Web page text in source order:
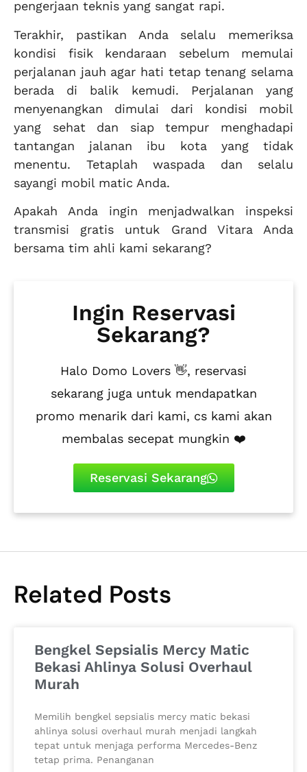
pengerjaan teknis yang sangat rapi.
Terakhir, pastikan Anda selalu memeriksa
kondisi fisik kendaraan sebelum memulai
perjalanan jauh agar hati tetap tenang selama
berada di balik kemudi. Perjalanan yang
menyenangkan dimulai dari kondisi mobil
yang sehat dan siap tempur menghadapi
tantangan jalanan ibu kota yang tidak
menentu. Tetaplah waspada dan selalu
sayangi mobil matic Anda.
Apakah Anda ingin menjadwalkan inspeksi
transmisi gratis untuk Grand Vitara Anda
bersama tim ahli kami sekarang?
Ingin Reservasi
Sekarang?
Halo Domo Lovers 👋, reservasi
sekarang juga untuk mendapatkan
promo menarik dari kami, cs kami akan
membalas secepat mungkin ❤️
Reservasi Sekarang
Related Posts
Bengkel Sepsialis Mercy Matic
Bekasi Ahlinya Solusi Overhaul
Murah
Memilih bengkel sepsialis mercy matic bekasi
ahlinya solusi overhaul murah menjadi langkah
tepat untuk menjaga performa Mercedes-Benz
tetap prima. Penanganan